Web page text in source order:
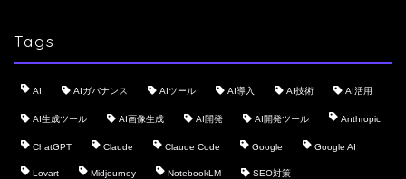
Tags
AI AIガバナンス AIツール AI導入 AI技術 AI活用
AI生成ツール AI画像生成 AI開発 AI開発ツール Anthropic
ChatGPT Claude Claude Code Google Google AI
Lovart Midjourney NotebookLM SEO対策